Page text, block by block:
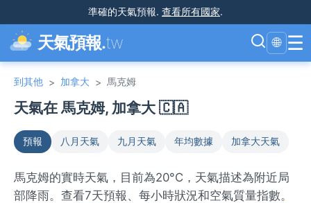
準確的天氣預報. 查看所有國家.
天氣預報.tw 🌐 ☰
到其他 > 加拿大 > 馬克姆
天氣在 馬克姆, 加拿大 🇨🇦
預報 八月天氣 九月天氣 年均數據 加拿大天氣
馬克姆的實時天氣，目前為20°C，天氣描述為附近局
部降雨。查看7天預報、每小時狀況和空氣質量指數。